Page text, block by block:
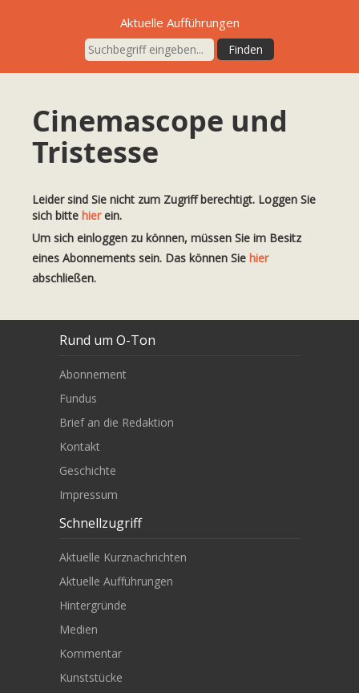
Aktuelle Aufführungen
Cinemascope und
Tristesse
Leider sind Sie nicht zum Zugriff berechtigt. Loggen Sie
sich bitte hierein.
Um sich einloggen zu können, müssen Sie im Besitz
eines Abonnements sein. Das können Sie hier
abschließen.
Rund um O-Ton
Abonnement
Fundus
Brief an die Redaktion
Kontakt
Geschichte
Impressum
Schnellzugriff
Aktuelle Kurznachrichten
Aktuelle Aufführungen
Hintergründe
Medien
Kommentar
Kunststücke